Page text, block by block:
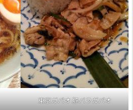
東京ガパオ 豚バラガパオ